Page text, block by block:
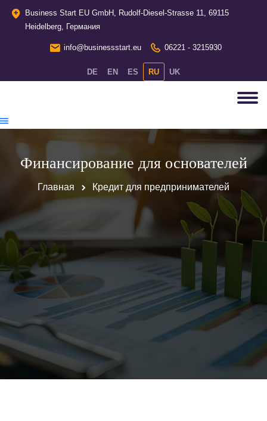
Business Start EU GmbH, Rudolf-Diesel-Strasse 11, 69115
Heidelberg, Германия
info@businessstart.eu 06221 - 3215930
DE EN ES RU UK
Финансирование для основателей
Главная Кредит для предпринимателей